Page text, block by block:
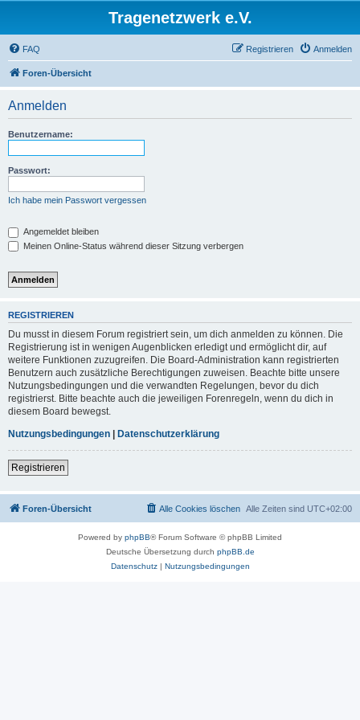
Tragenetzwerk e.V.
FAQ Anmelden
Registrieren
Foren-Übersicht
Anmelden
Benutzername:
Passwort:
Ich habe mein Passwort vergessen
Angemeldet bleiben
Meinen Online-Status während dieser Sitzung verbergen
REGISTRIEREN
Du musst in diesem Forum registriert sein, um dich anmelden zu können. Die
Registrierung ist in wenigen Augenblicken erledigt und ermöglicht dir, auf
weitere Funktionen zuzugreifen. Die Board-Administration kann registrierten
Benutzern auch zusätzliche Berechtigungen zuweisen. Beachte bitte unsere
Nutzungsbedingungen und die verwandten Regelungen, bevor du dich
registrierst. Bitte beachte auch die jeweiligen Forenregeln, wenn du dich in
diesem Board bewegst.
Nutzungsbedingungen | Datenschutzerklärung
Registrieren
Foren-Übersicht Alle Zeiten sind UTC+02:00
Alle Cookies löschen
Powered by phpBB® Forum Software © phpBB Limited
Deutsche Übersetzung durch phpBB.de
Datenschutz| Nutzungsbedingungen